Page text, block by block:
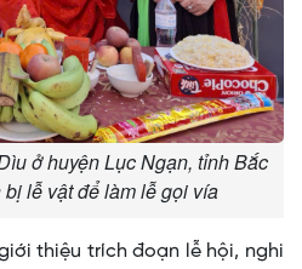
ở huyện Lục Ngạn, tỉnh Bắc
lễ vật để làm lễ gọi vía
thiệu trích đoạn lễ hội, nghi